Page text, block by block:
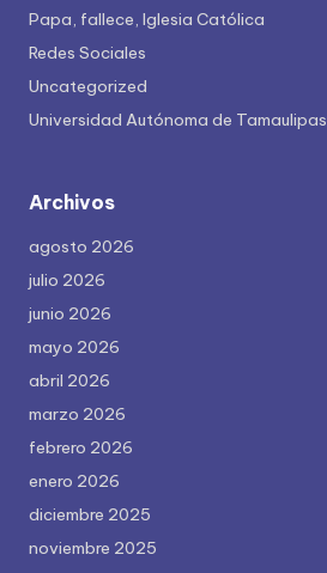
Papa, fallece, Iglesia Católica
Redes Sociales
Uncategorized
Universidad Autónoma de Tamaulipas
Archivos
agosto 2026
julio 2026
junio 2026
mayo 2026
abril 2026
marzo 2026
febrero 2026
enero 2026
diciembre 2025
noviembre 2025